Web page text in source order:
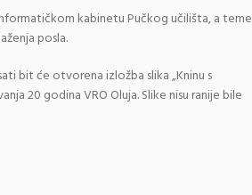
kabinetu Pučkog učilišta, a teme
posla.
bit će otvorena izložba slika „Kninu s
20 godina VRO Oluja. Slike nisu ranije bile